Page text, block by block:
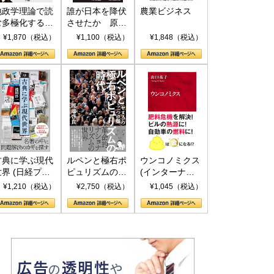
政学理論で読
多極化する世
トランプと
¥1,870（税込）
誰が日本を降伏
させたか 原爆
投下、ソ連参
(PHP新書)
¥1,100（税込）
農業ビジネス
¥1,848（税込）
典に学ぶ現代
界 (日経プレ
アシリーズ)
¥1,210（税込）
ルペンと極右ポ
ピュリズムの時
代：〈ヤヌス〉
¥2,750（税込）
ウンコノミクス
(インターナシ
ョナル新書)
¥1,045（税込）